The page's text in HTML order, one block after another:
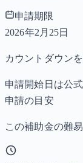
申請期限
2026年2月25日
カウントダウン
申請開始日は公
申請の目安
この補助金の難